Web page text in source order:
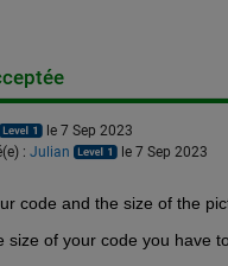
le 7 Sep 2023
: Julian le 7 Sep 2023
code and the size of the
size of your code you have